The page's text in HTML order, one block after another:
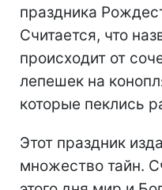
праздника
Считается, что
происходит от
лепешек на
которые пеклись
Этот праздник
множество тайн.